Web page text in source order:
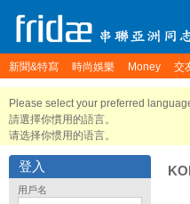
新聞&特寫 時尚娛樂 Money 交
Please select your preferred
請選擇你慣用的語言。
请选择你惯用的语言。
登入
用戶名